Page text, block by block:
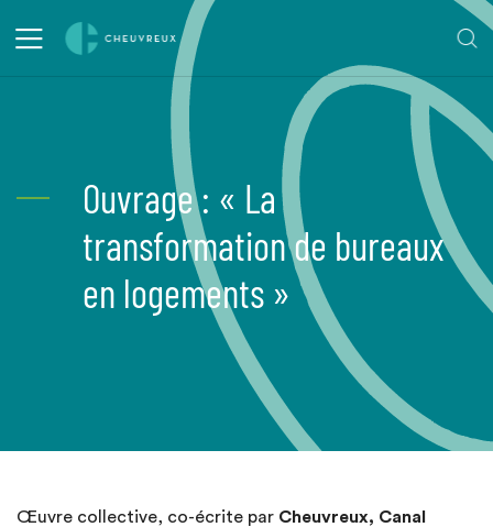
Ouvrage : « La
transformation de bureaux
en logements »
Œuvre collective, co-écrite par Cheuvreux, Canal